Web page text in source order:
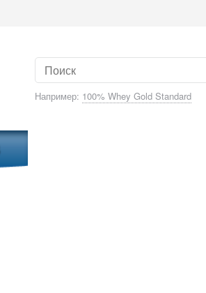
Например: 100% Whey Gold Standard